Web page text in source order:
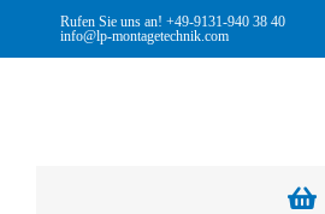
Rufen Sie uns an! +49-9131-940 38 40
info@lp-montagetechnik.com